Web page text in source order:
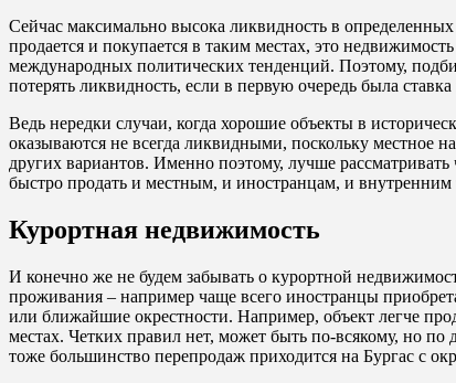
Сейчас максимально высока ликвидность в
продается и покупается в таким местах, это
международных политических тенденций. Поэтому,
потерять ликвидность, если в первую очередь была
Ведь нередки случаи, когда хорошие объекты в
оказываются не всегда ликвидными, поскольку местное
других вариантов. Именно поэтому, лучше
быстро продать и местным, и иностранцам, и внутренним
Курортная недвижимость
И конечно же не будем забывать о курортной
проживания – например чаще всего иностранцы
или ближайшие окрестности. Например, объект легче
местах. Четких правил нет, может быть по-всякому, но
тоже большинство перепродаж приходится на Бургас с